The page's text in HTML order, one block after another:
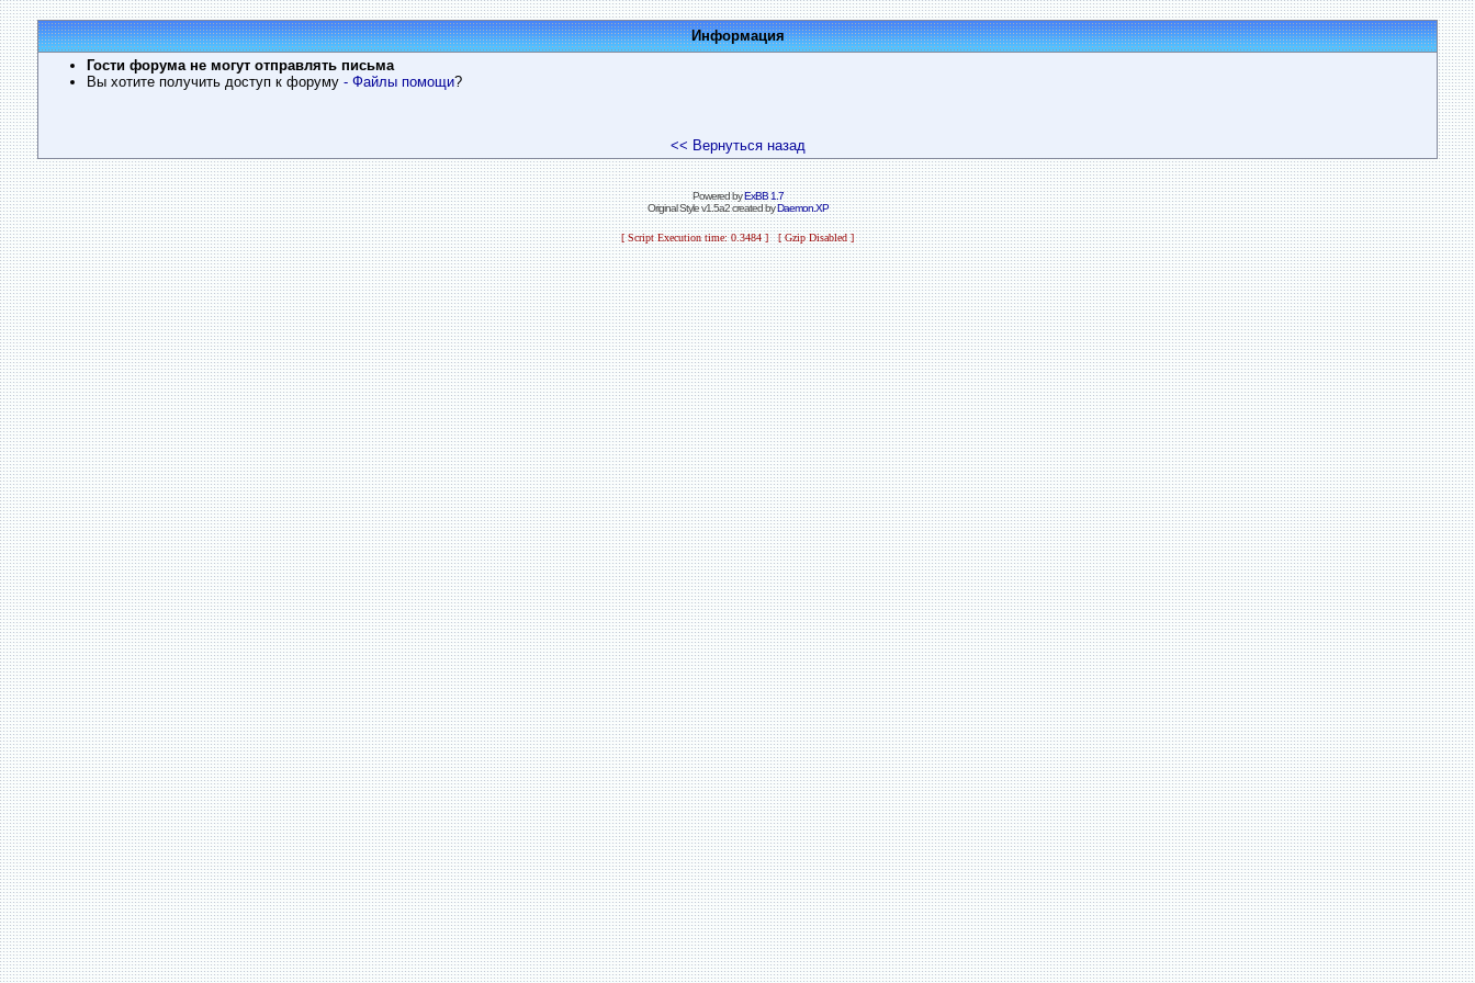
Информация
Гости форума не могут отправлять письма
Вы хотите получить доступ к форуму - Файлы помощи?
<< Вернуться назад
Powered byExBB 1.7
Original Style v1.5a2 created byDaemon.XP
[ Script Execution time: 0.3484 ] [ Gzip Disabled ]